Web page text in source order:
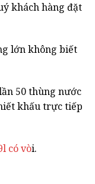
khách hàng đặt
lớn không biết
50 thùng nước
khấu trực tiếp
có vòi.